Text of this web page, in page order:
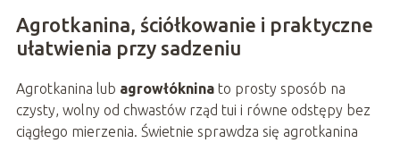
Agrotkanina, ściółkowanie i praktyczne
ułatwienia przy sadzeniu
Agrotkanina lub agrowłókninato prosty sposób na
czysty, wolny od chwastów rząd tui i równe odstępy bez
ciągłego mierzenia. Świetnie sprawdza się agrotkanina